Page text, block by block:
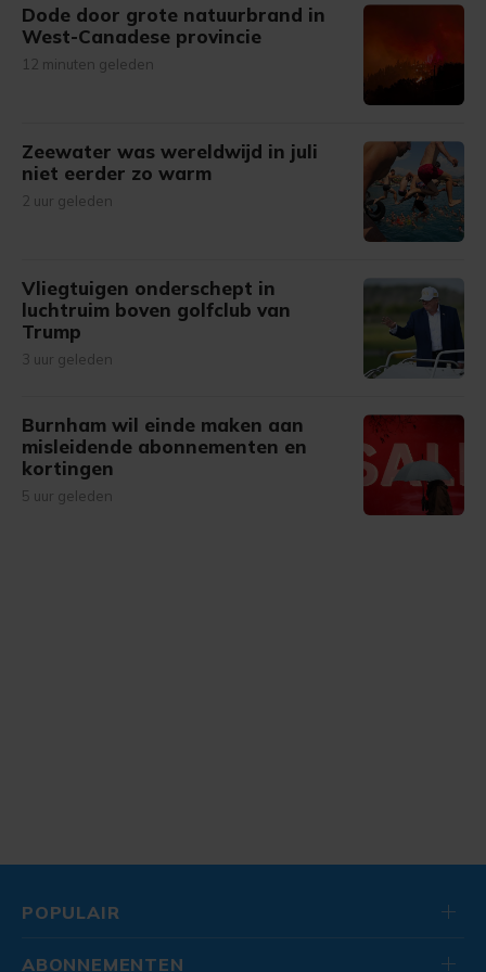
Dode door grote natuurbrand in
West-Canadese provincie
12 minuten geleden
Zeewater was wereldwijd in juli
niet eerder zo warm
2 uur geleden
Vliegtuigen onderschept in
luchtruim boven golfclub van
Trump
3 uur geleden
Burnham wil einde maken aan
misleidende abonnementen en
kortingen
5 uur geleden
POPULAIR
ABONNEMENTEN